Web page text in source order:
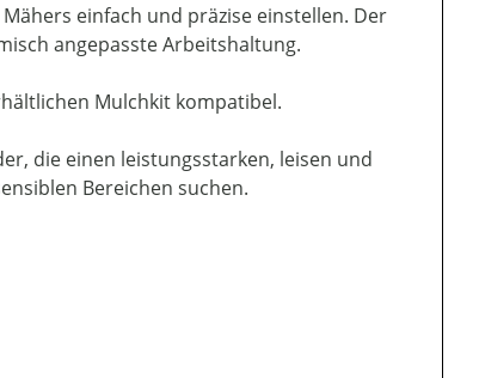
einfach und präzise einstellen. Der
angepasste Arbeitshaltung.
Mulchkit kompatibel.
die einen leistungsstarken, leisen und
Bereichen suchen.